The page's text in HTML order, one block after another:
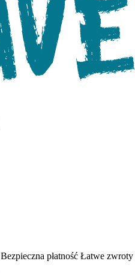
Bezpieczna płatność Łatwe zwroty